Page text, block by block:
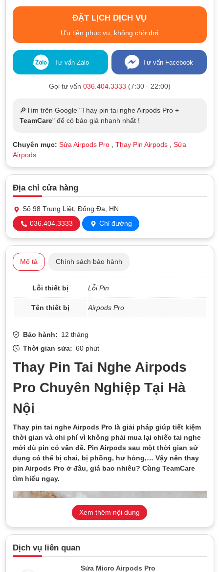
ĐẶT LỊCH DỊCH VỤ
Ưu tiên phục vụ, không chờ đợi
Tư vấn Zalo Tư vấn Facebook
Gọi tư vấn 036.404.3333 (7:30 - 22:00)
🔎Tìm trên Google "Thay pin tai nghe Airpods Pro +
TeamCare" để có báo giá nhanh nhất !
Chuyên mục: Sửa Airpods Pro, Thay Pin Airpods, Sửa
Airpods
Địa chỉ cửa hàng
Số 98 Trung Liệt, Đống Đa, HN
036.404.3333
Chỉ đường
Mô tả Chính sách bảo hành
Lỗi thiết bị Lỗi Pin
Tên thiết bị Airpods Pro
Bảo hành: 12 tháng
Thời gian sửa: 60 phút
Thay Pin Tai Nghe Airpods
Pro Chuyên Nghiệp Tại Hà
Nội
Thay pin tai nghe Airpods Pro là giải pháp giúp tiết kiệm
thời gian và chi phí vì không phải mua lại chiếc tai nghe
mới dù pin có vấn đề. Pin Airpods sau một thời gian sử
dụng có thể bị chai, bị phồng, hư hỏng,… Vậy nên thay
pin Airpods Pro ở đâu, giá bao nhiêu? Cùng TeamCare
tìm hiểu ngay.
Xem thêm nội dung
Dịch vụ liên quan
Sửa Micro Airpods Pro